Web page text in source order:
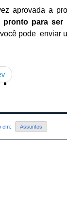
aprovada a
pronto para ser
pode enviar
em: Assuntos